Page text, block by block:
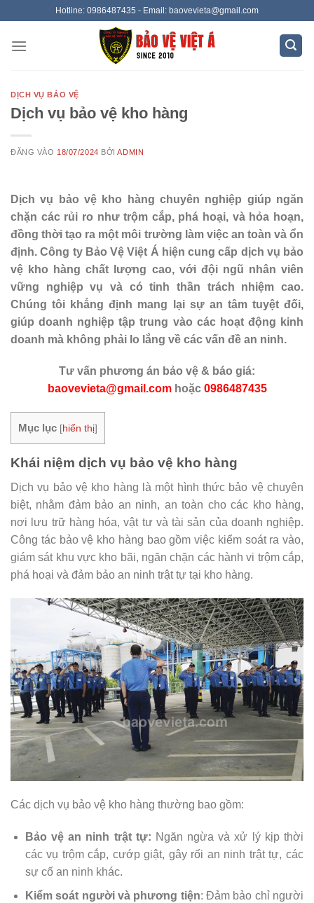
nội
Hotline: 0986487435 - Email: baovevieta@gmail.com
DỊCH VỤ BẢO VỆ
Dịch vụ bảo vệ kho hàng
ĐĂNG VÀO 18/07/2024 BỞIADMIN
Dịch vụ bảo vệ kho hàng chuyên nghiệp giúp ngăn
chặn các rủi ro như trộm cắp, phá hoại, và hỏa hoạn,
đồng thời tạo ra một môi trường làm việc an toàn và ổn
định. Công ty Bảo Vệ Việt Á hiện cung cấp dịch vụ bảo
vệ kho hàng chất lượng cao, với đội ngũ nhân viên
vững nghiệp vụ và có tinh thần trách nhiệm cao.
Chúng tôi khẳng định mang lại sự an tâm tuyệt đối,
giúp doanh nghiệp tập trung vào các hoạt động kinh
doanh mà không phải lo lắng về các vấn đề an ninh.
Tư vấn phương án bảo vệ & báo giá:
baovevieta@gmail.comhoặc 0986487435
Mục lục [hiển thị]
Khái niệm dịch vụ bảo vệ kho hàng
Dịch vụ bảo vệ kho hàng là một hình thức bảo vệ chuyên
biệt, nhằm đảm bảo an ninh, an toàn cho các kho hàng,
nơi lưu trữ hàng hóa, vật tư và tài sản của doanh nghiệp.
Công tác bảo vệ kho hàng bao gồm việc kiểm soát ra vào,
giám sát khu vực kho bãi, ngăn chặn các hành vi trộm cắp,
phá hoại và đảm bảo an ninh trật tự tại kho hàng.
Các dịch vụ bảo vệ kho hàng thường bao gồm:
Bảo vệ an ninh trật tự: Ngăn ngừa và xử lý kịp thời
các vụ trộm cắp, cướp giật, gây rối an ninh trật tự, các
sự cố an ninh khác.
Kiểm soát người và phương tiện: Đảm bảo chỉ người